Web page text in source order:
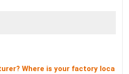
Where is your factory loca